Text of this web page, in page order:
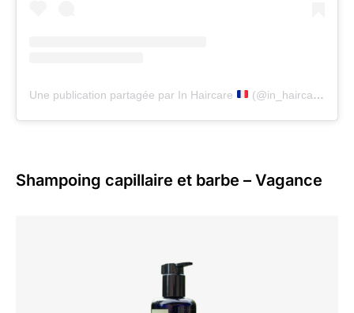
Une publication partagée par In Haircare (@in_haircare)
Shampoing capillaire et barbe – Vagance